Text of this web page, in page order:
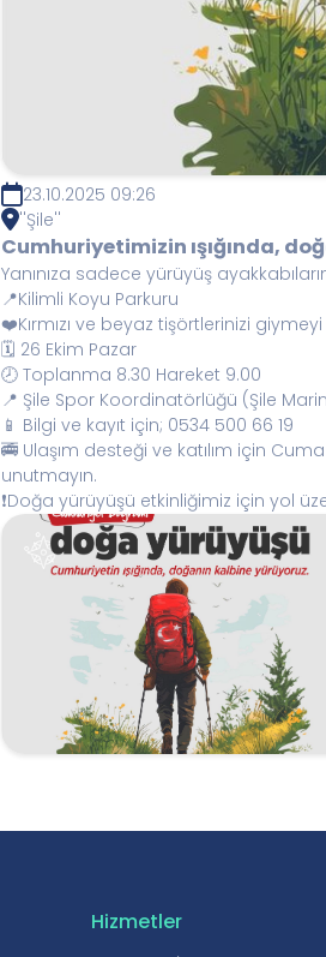
23.10.2025 09:26
''Şile''
Cumhuriyetimizin ışığında,
Yanınıza sadece yürüyüş
📍Kilimli Koyu Parkuru
❤️Kırmızı ve beyaz tişörtlerinizi
🗓️ 26 Ekim Pazar
🕗 Toplanma 8.30 Hareket 9.00
📍 Şile Spor Koordinatörlüğü (Şile
📱 Bilgi ve kayıt için; 0534 500 66 19
🚎 Ulaşım desteği ve katılım için
unutmayın.
❗️Doğa yürüyüşü etkinliğimiz için yol
Hizmetler